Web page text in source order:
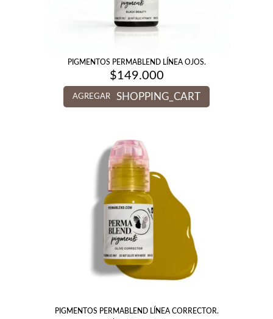
PIGMENTOS PERMABLEND LÍNEA OJOS.
$149.000
AGREGAR SHOPPING_CART
PIGMENTOS PERMABLEND LÍNEA CORRECTOR.